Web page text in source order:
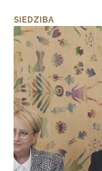
SIEDZIBA